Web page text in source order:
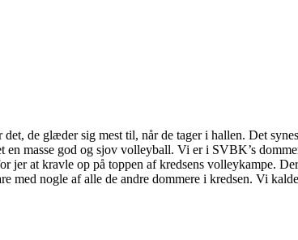
de glæder sig mest til, når de tager i hallen. Det
masse god og sjov volleyball. Vi er i SVBK’s
at kravle op på toppen af kredsens volleykampe.
med nogle af alle de andre dommere i kredsen. Vi